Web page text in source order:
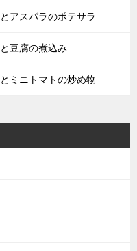
アスパラのポテサラ
豆腐の煮込み
ミニトマトの炒め物